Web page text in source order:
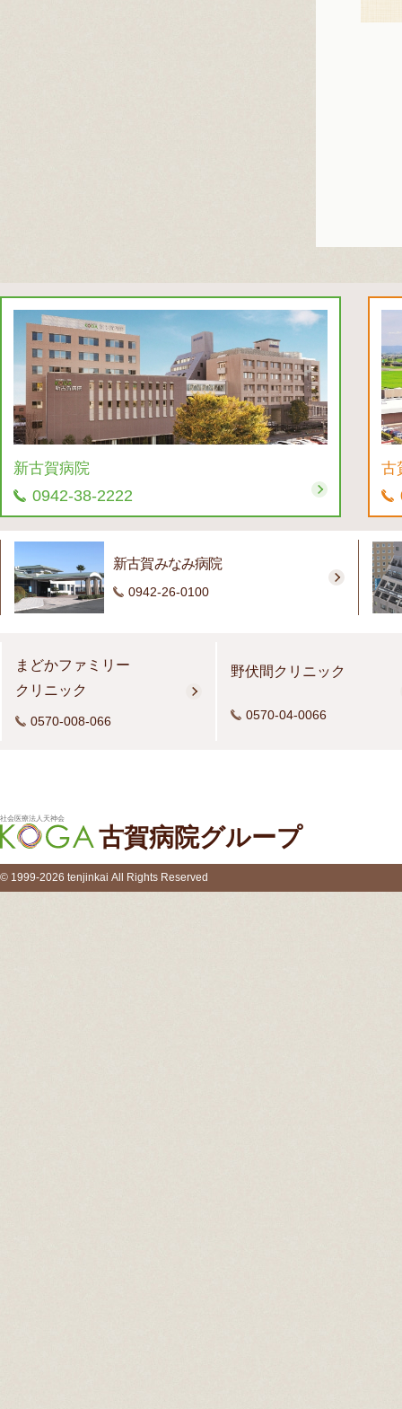
新古賀病院
0942-38-2222
古
新古賀みなみ病院
0942-26-0100
まどかファミリー
クリニック
0570-008-066
野伏間クリニック
0570-04-0066
社会医療法人天神会
古賀病院グループ
© 1999-2026 tenjinkai All Rights Reserved